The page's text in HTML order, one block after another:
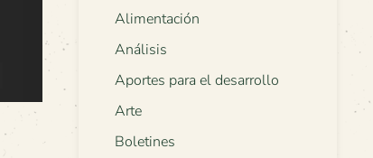
Alimentación
Análisis
Aportes para el desarrollo
Arte
Boletines